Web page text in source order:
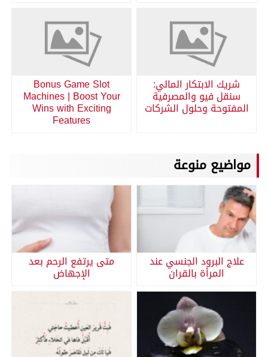
شريك الابتكار المالي:
سنقل فيو والمصرفية
المفتوحة وحلول الشركات
Bonus Game Slot
Machines | Boost Your
Wins with Exciting
Features
مواضيع منوعة
علاج البرود الجنسي عند
المرأة بالقران
متى يرتفع الرحم بعد
الإجهاض